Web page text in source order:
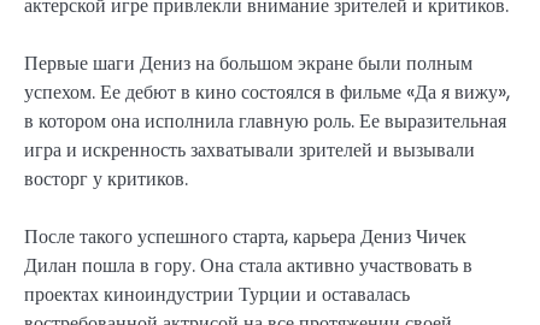
Первые шаги Дениз на большом экране были полным
успехом. Ее дебют в кино состоялся в фильме «Да я вижу»,
в котором она исполнила главную роль. Ее выразительная
игра и искренность захватывали зрителей и вызывали
восторг у критиков.
После такого успешного старта, карьера Дениз Чичек
Дилан пошла в гору. Она стала активно участвовать в
проектах киноиндустрии Турции и оставалась